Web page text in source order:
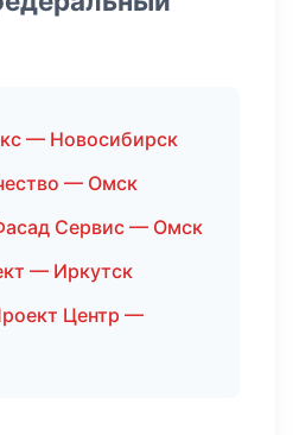
— Новосибирск
— Омск
Сервис — Омск
— Иркутск
Центр —